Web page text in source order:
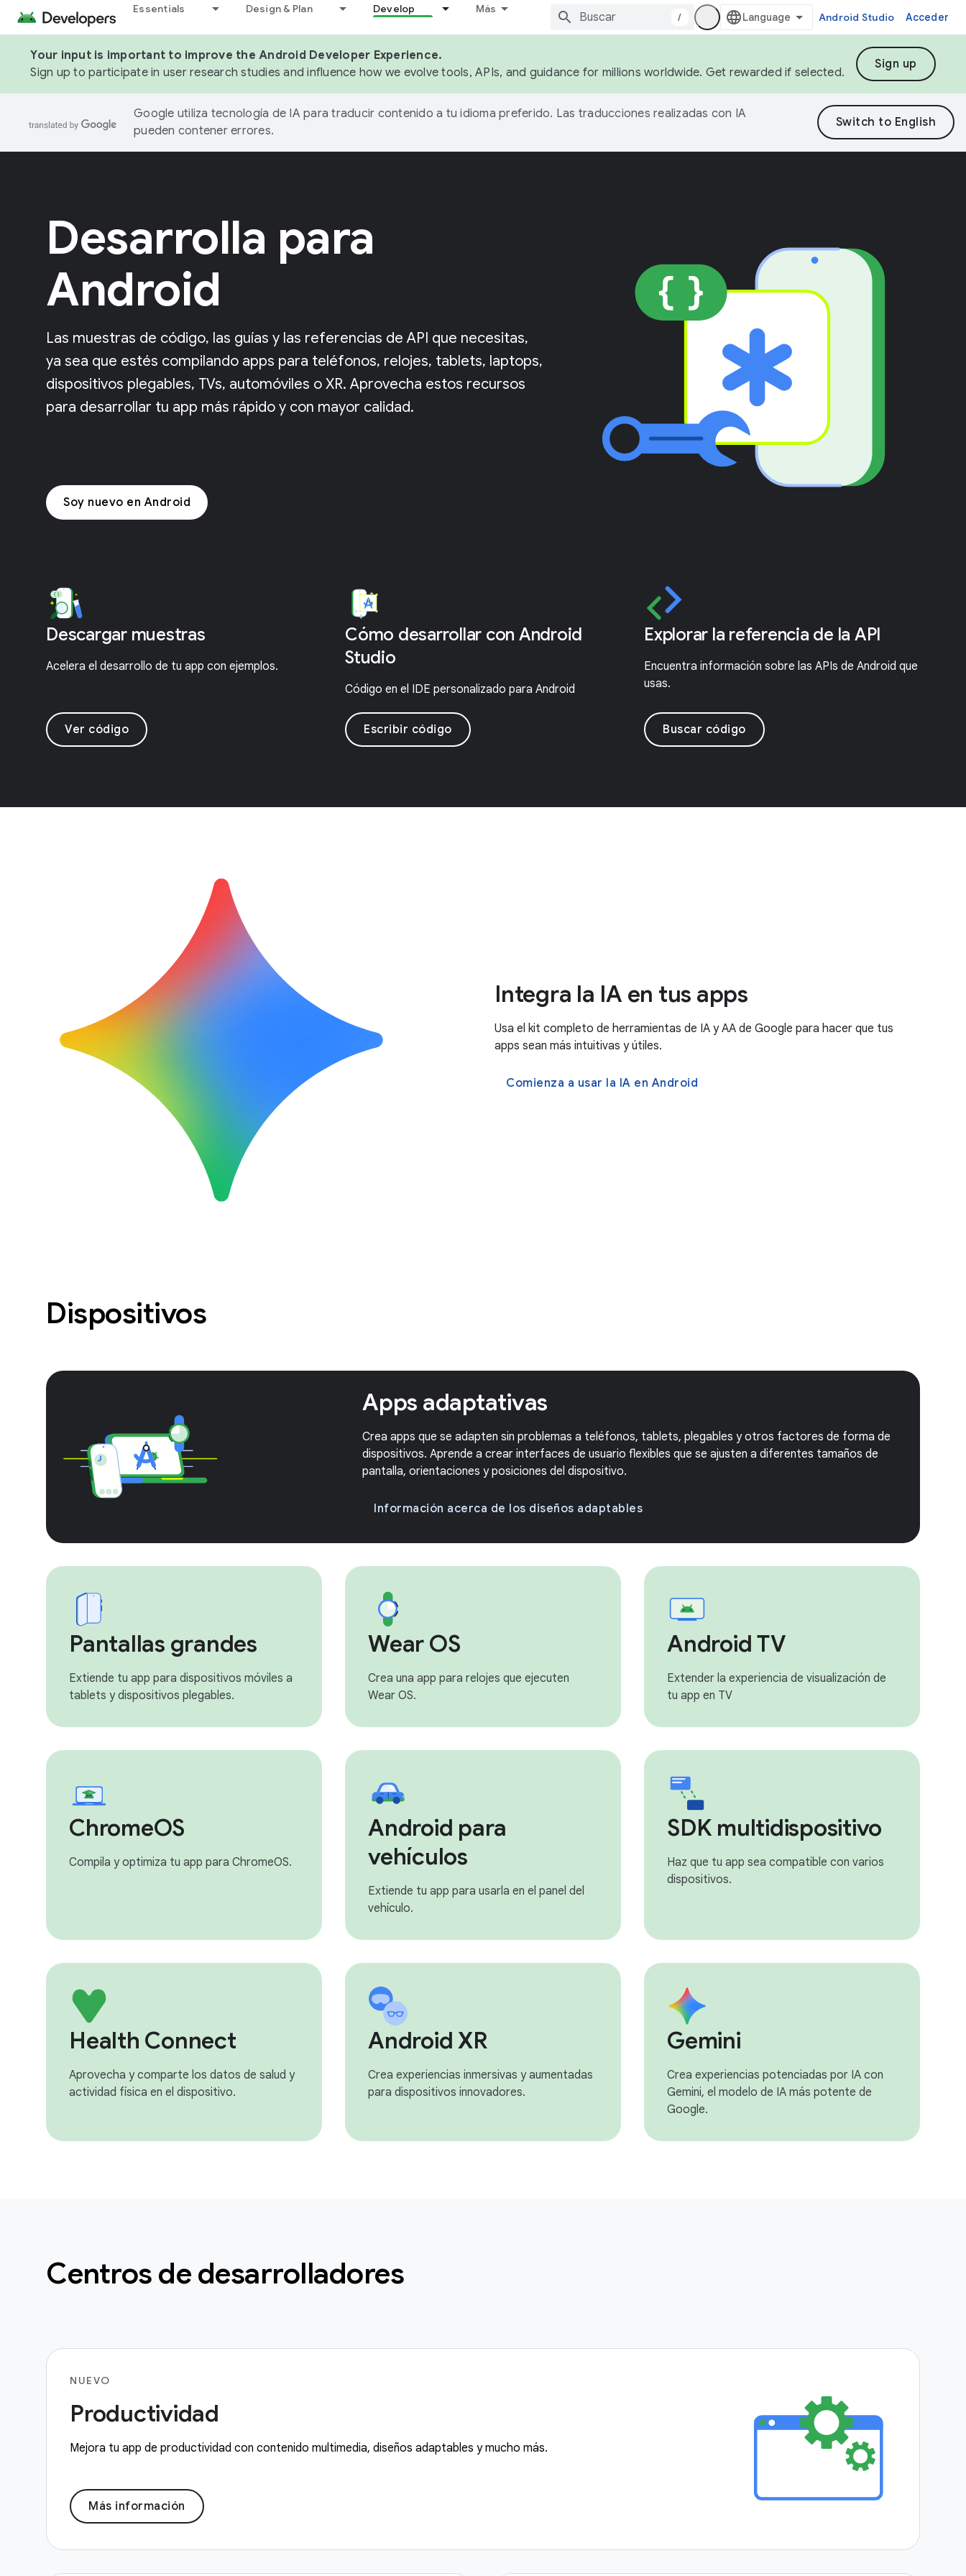
Essentials Design & Plan Develop Más
/ Android Studio Acceder
Your input is important to improve the Android Developer Experience.
Sign up to participate in user research studies and influence how we evolve tools, APIs, and guidance for millions worldwide. Get rewarded if selected.
Sign up
Google utiliza tecnología de IA para traducir contenido a tu idioma preferido. Las traducciones realizadas con IA
pueden contener errores.
Desarrolla para
Android
Las muestras de código, las guías y las referencias de API que necesitas,
ya sea que estés compilando apps para teléfonos, relojes, tablets, laptops,
dispositivos plegables, TVs, automóviles o XR. Aprovecha estos recursos
para desarrollar tu app más rápido y con mayor calidad.
Soy nuevo en Android
Descargar muestras
Acelera el desarrollo de tu app con ejemplos.
Ver código
Cómo desarrollar con Android
Studio
Código en el IDE personalizado para Android
Escribir código
Explorar la referencia de la API
Encuentra información sobre las APIs de Android que
usas.
Buscar código
Integra la IA en tus apps
Usa el kit completo de herramientas de IA y AA de Google para hacer que tus
apps sean más intuitivas y útiles.
Comienza a usar la IA en Android
Dispositivos
Apps adaptativas
Crea apps que se adapten sin problemas a teléfonos, tablets, plegables y otros factores de forma de
dispositivos. Aprende a crear interfaces de usuario flexibles que se ajusten a diferentes tamaños de
pantalla, orientaciones y posiciones del dispositivo.
Información acerca de los diseños adaptables
Pantallas grandes
Extiende tu app para dispositivos móviles a
tablets y dispositivos plegables.
Wear OS
Crea una app para relojes que ejecuten
Wear OS.
Android TV
Extender la experiencia de visualización de
tu app en TV
ChromeOS
Compila y optimiza tu app para ChromeOS.
Android para
vehículos
Extiende tu app para usarla en el panel del
vehículo.
SDK multidispositivo
Haz que tu app sea compatible con varios
dispositivos.
Health Connect
Aprovecha y comparte los datos de salud y
actividad física en el dispositivo.
Android XR
Crea experiencias inmersivas y aumentadas
para dispositivos innovadores.
Gemini
Crea experiencias potenciadas por IA con
Gemini, el modelo de IA más potente de
Google.
Centros de desarrolladores
NUEVO
Productividad
Mejora tu app de productividad con contenido multimedia, diseños adaptables y mucho más.
Más información